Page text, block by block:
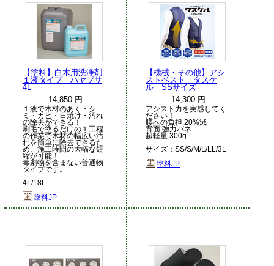
【塗料】白木用洗浄剤
１液タイプ ハヤブサ
4L
14,850 円
１液で木材のあく・シ
ミ・カビ・日焼け・汚れ
の除去ができる！
刷毛で塗るだけの１工程
の作業で木材の幅広い汚
れを簡単に除去できるた
め、施工時間の大幅な短
縮が可能！
毒劇物を含まない普通物
タイプです。
4L/18L
塗料JP
【機械・その他】アシ
ストベスト タスケ
ル SSサイズ
14,300 円
アシスト力を実感してく
ださい！
腰への負担 20%減
背面 強力バネ
超軽量 300g
サイズ：SS/S/M/L/LL/3L
塗料JP